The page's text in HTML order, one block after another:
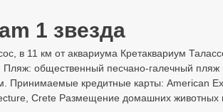
1 звезда
в 11 км от аквариума Кретаквариум
общественный песчано-галечный
Принимаемые кредитные карты: American
Crete Размещение домашних животных